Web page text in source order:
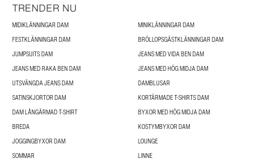
TRENDER NU
MIDIKLÄNNINGAR DAM
MINIKLÄNNINGAR DAM
FESTKLÄNNINGAR DAM
BRÖLLOPSGÄSTKLÄNNINGAR DAM
JUMPSUITS DAM
JEANS MED VIDA BEN DAM
JEANS MED RAKA BEN DAM
JEANS MED HÖG MIDJA DAM
UTSVÄNGDA JEANS DAM
DAMBLUSAR
SATINSKJORTOR DAM
KORTÄRMADE T-SHIRTS DAM
DAM LÅNGÄRMAD T-SHIRT
BYXOR MED HÖG MIDJA DAM
BREDA
KOSTYMBYXOR DAM
JOGGINGBYXOR DAM
LOUNGE
SOMMAR
LINNE